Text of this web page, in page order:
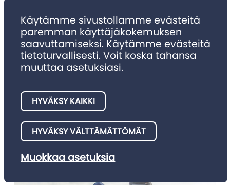
Nimitykset 4/2025
Julkaisemme tällä palstalla asianajotoimistojen meille
ilmoittamia nimitysuutisia.
Käytämme sivustollamme evästeitä
paremman käyttäjäkokemuksen
saavuttamiseksi. Käytämme evästeitä
tietoturvallisesti. Voit koska tahansa
muuttaa asetuksiasi.
HYVÄKSY VÄLTTÄMÄTTÖMÄT
HYVÄKSY KAIKKI
Muokkaa asetuksia